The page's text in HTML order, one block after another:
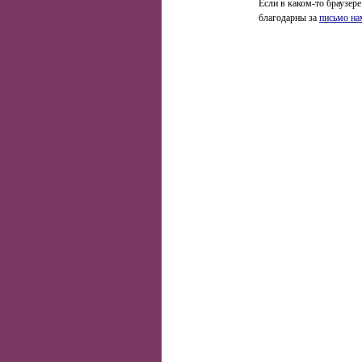
Если в каком-то
благодарны за письмо